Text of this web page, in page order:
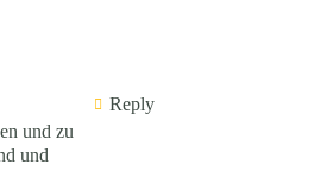
Reply
und zu
und